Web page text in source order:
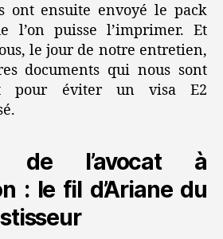
ont ensuite envoyé le pack
l’on puisse l’imprimer. Et
le jour de notre entretien,
documents qui nous sont
pour éviter un visa E2
de l’avocat à
: le fil d’Ariane du